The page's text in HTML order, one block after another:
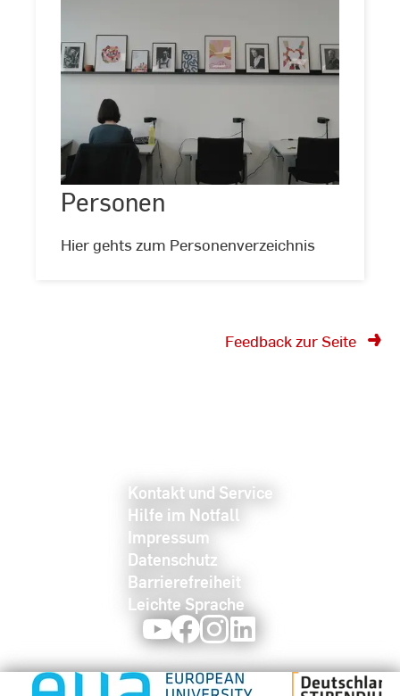
©
Tim
Rosseburg
Personen
Hier gehts zum Personenverzeichnis
Feedback zur Seite
Kontakt und Service
Hilfe im Notfall
Impressum
Datenschutz
Barrierefreiheit
Leichte Sprache
YoutubeFacebookInstagram